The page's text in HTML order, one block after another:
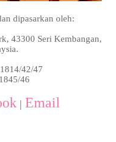
dipasarkan oleh:
43300 Seri Kembangan,
42/47
46
| Email